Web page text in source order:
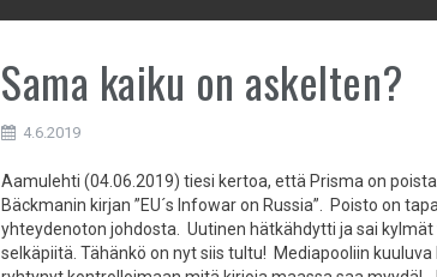
Sama kaiku on askelten?
4.6.2019
Aamulehti (04.06.2019) tiesi kertoa, että Prisma on
Bäckmanin kirjan ”EU´s Infowar on Russia”. Poisto on
yhteydenoton johdosta. Uutinen hätkähdytti ja sai
selkäpiitä. Tähänkö on nyt siis tultu! Mediapooliin kuuluva